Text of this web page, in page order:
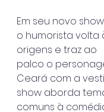
Em seu novo
o humorista volta
origens e traz ao
palco o
Ceará com a
show aborda
comuns à